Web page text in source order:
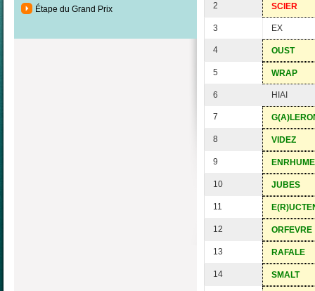
Étape du Grand Prix
2 SCIER
3 EX
4 OUST
5 WRAP
6 HIAI
7
8 VIDEZ
9
10 JUBES
11
12 ORFEVRE
13 RAFALE
14 SMALT